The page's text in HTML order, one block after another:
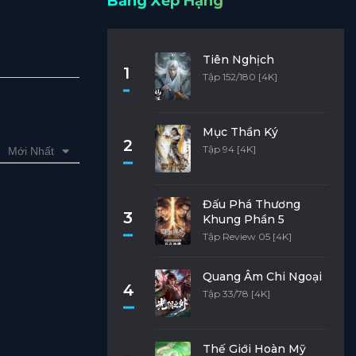
Mới Nhất
1
Tiên Nghịch
Tập 152/180 [4K]
2
Mục Thần Ký
Tập 94 [4K]
3
Đấu Phá Thương
Khung Phần 5
Tập Review 05 [4K]
4
Quang Âm Chi Ngoại
Tập 33/78 [4K]
Thế Giới Hoàn Mỹ